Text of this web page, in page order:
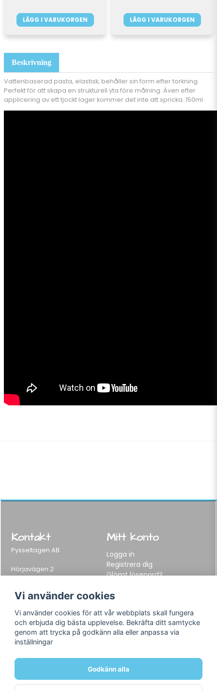
Beskrivning
Vattenbaserad pasta, elastisk, behåller sin form efter torkning.
Perfekt för att skapa en strukturell yta före målning. Även efter
applicering av ett tjockt lager kommer det inte att spricka. 150ml
LÄGG I VARUKORGEN LÄGG I VARUKORGEN
Kontakt
Pysseltagen AB
Hörjavägen 2
282 34 Tyringe, Sweden
E-post:info@pysseltagen.se
Mitt konto
Logga in
Registrera dig
Glömt lösenord?
Info
Varumärken
Om oss
Kontakt
Följ oss
Vi använder cookies
Vi använder cookies för att vår webbplats skall fungera
och erbjuda dig bästa upplevelse. Bekräfta ditt samtycke
genom att trycka på godkänn alla eller anpassa via
inställningar
Godkänn alla